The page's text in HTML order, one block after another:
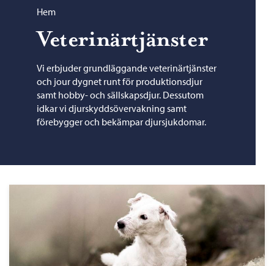
Bläddra:
Hem
Veterinärtjänster
Vi erbjuder grundläggande veterinärtjänster
och jour dygnet runt för produktionsdjur
samt hobby- och sällskapsdjur. Dessutom
idkar vi djurskyddsövervakning samt
förebygger och bekämpar djursjukdomar.